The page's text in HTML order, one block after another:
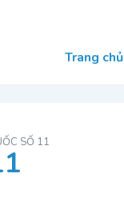
Trang chủ
SỐ 11